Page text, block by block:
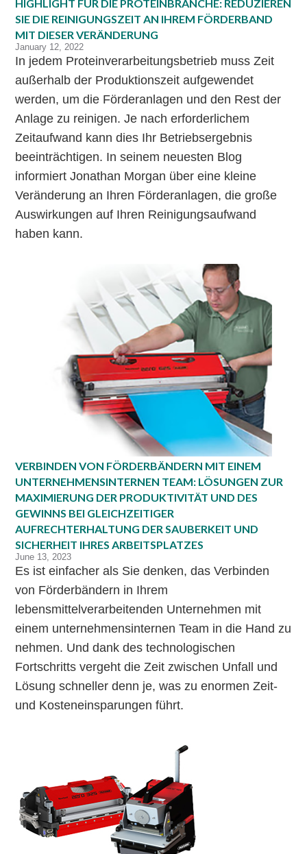
HIGHLIGHT FÜR DIE PROTEINBRANCHE: REDUZIEREN
SIE DIE REINIGUNGSZEIT AN IHREM FÖRDERBAND
MIT DIESER VERÄNDERUNG
January 12, 2022
In jedem Proteinverarbeitungsbetrieb muss Zeit
außerhalb der Produktionszeit aufgewendet
werden, um die Förderanlagen und den Rest der
Anlage zu reinigen. Je nach erforderlichem
Zeitaufwand kann dies Ihr Betriebsergebnis
beeinträchtigen. In seinem neuesten Blog
informiert Jonathan Morgan über eine kleine
Veränderung an Ihren Förderanlagen, die große
Auswirkungen auf Ihren Reinigungsaufwand
haben kann.
VERBINDEN VON FÖRDERBÄNDERN MIT EINEM
UNTERNEHMENSINTERNEN TEAM: LÖSUNGEN ZUR
MAXIMIERUNG DER PRODUKTIVITÄT UND DES
GEWINNS BEI GLEICHZEITIGER
AUFRECHTERHALTUNG DER SAUBERKEIT UND
SICHERHEIT IHRES ARBEITSPLATZES
June 13, 2023
Es ist einfacher als Sie denken, das Verbinden
von Förderbändern in Ihrem
lebensmittelverarbeitenden Unternehmen mit
einem unternehmensinternen Team in die Hand zu
nehmen. Und dank des technologischen
Fortschritts vergeht die Zeit zwischen Unfall und
Lösung schneller denn je, was zu enormen Zeit-
und Kosteneinsparungen führt.